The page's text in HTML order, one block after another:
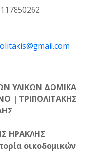
ΥΛΙΚΩΝ ΔΟΜΙΚΑ
| ΤΡΙΠΟΛΙΤΑΚΗΣ
ΗΡΑΚΛΗΣ
οικοδομικών